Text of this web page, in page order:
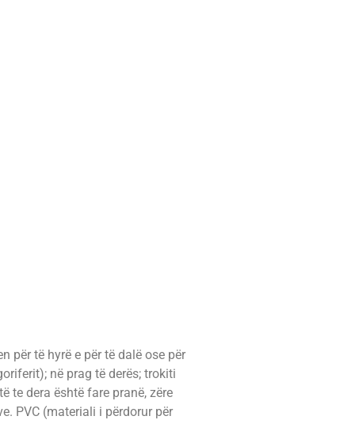
për të hyrë e për të dalë ose për
në prag të derës; trokiti
te dera është fare pranë, zëre
PVC (materiali i përdorur për